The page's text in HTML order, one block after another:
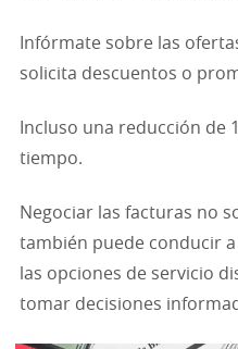
Infórmate sobre las
solicita descuentos o
Incluso una reducción de
tiempo.
Negociar las facturas no
también puede conducir
las opciones de servicio
tomar decisiones